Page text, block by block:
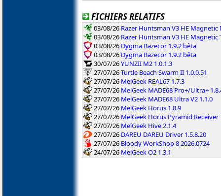
FICHIERS RELATIFS
03/08/26 Razer Huntsman V3 HE Magnetic
03/08/26 Razer Huntsman V3 HE Magnetic
03/08/26 Dygma Bazecor 1.9.2 bêta
03/08/26 Dygma Bazecor 1.9.2 bêta
30/07/26YUNZII M2 1.0.1.3
27/07/26Turtle Beach Swarm II 1.0.0.51
27/07/26 MelGeek REAL67 1.7.3
27/07/26 MelGeek MADE68 Pro+/Ultra+
27/07/26 MelGeek MADE68 Ultra V2 1.1.0
27/07/26 MelGeek Horus 1.8.9
27/07/26 MelGeek Horus Pyramid Receiver
27/07/26 MelGeek Hive 2.1.4
27/07/26 DAREU DAREU Driver 1.5.8.20
27/07/26 Bloody WorkShop 8 2026.0724
24/07/26 MelGeek O2 1.3.1